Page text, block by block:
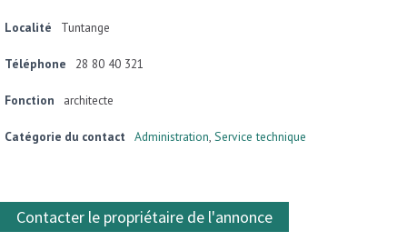
Localité Tuntange
Téléphone 28 80 40 321
Fonction architecte
Catégorie du contact Administration, Service technique
Contacter le propriétaire de l'annonce